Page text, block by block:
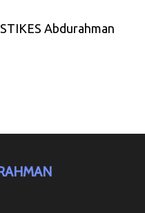
Abdurahman